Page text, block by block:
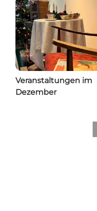
Veranstaltungen im
Dezember